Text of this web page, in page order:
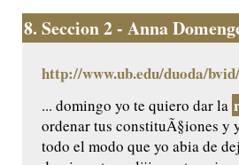
8. Seccion 2 - Anna
http://www.ub.edu/duoda/
... domingo yo te quiero dar la
ordenar tus constituÃ§iones y
todo el modo que yo abia de